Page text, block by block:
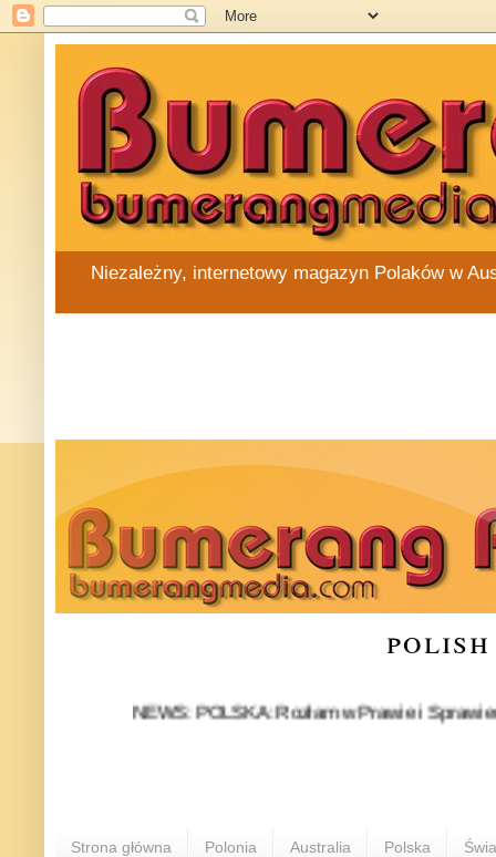
Niezależny, internetowy magazyn Polaków w
NEWS: POLSKA: Rozłam w Prawie i
Strona główna Polonia Australia Polska